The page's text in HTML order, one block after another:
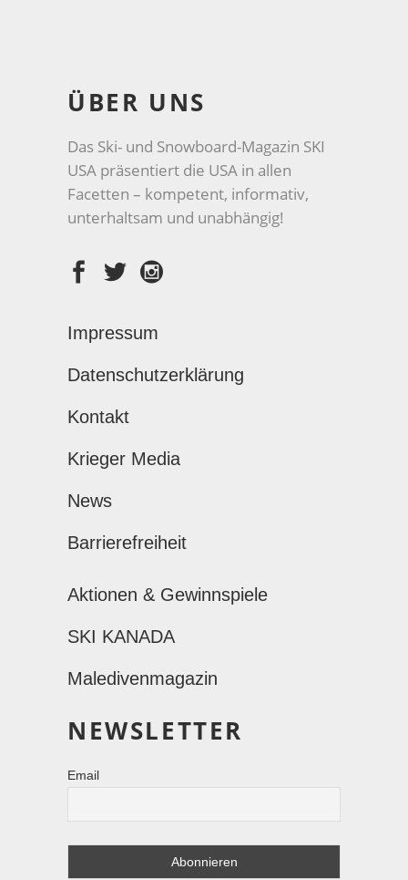
ÜBER UNS
Das Ski- und Snowboard-Magazin SKI
USA präsentiert die USA in allen
Facetten – kompetent, informativ,
unterhaltsam und unabhängig!
Impressum
Datenschutzerklärung
Kontakt
Krieger Media
News
Barrierefreiheit
Aktionen & Gewinnspiele
SKI KANADA
Maledivenmagazin
NEWSLETTER
Email